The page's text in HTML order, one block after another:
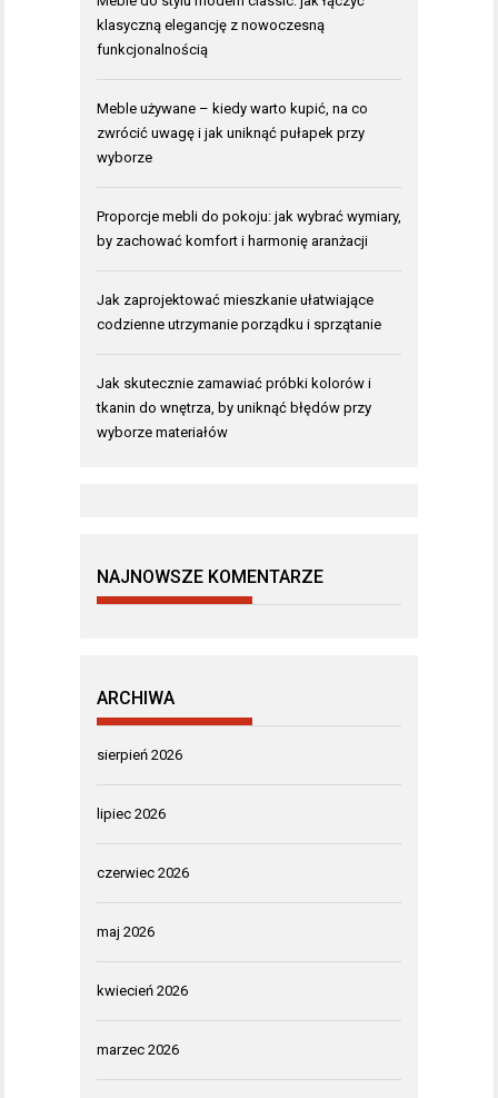
klasyczną elegancję z nowoczesną
funkcjonalnością
Meble używane – kiedy warto kupić, na co
zwrócić uwagę i jak uniknąć pułapek przy
wyborze
Proporcje mebli do pokoju: jak wybrać wymiary,
by zachować komfort i harmonię aranżacji
Jak zaprojektować mieszkanie ułatwiające
codzienne utrzymanie porządku i sprzątanie
Jak skutecznie zamawiać próbki kolorów i
tkanin do wnętrza, by uniknąć błędów przy
wyborze materiałów
NAJNOWSZE KOMENTARZE
ARCHIWA
sierpień 2026
lipiec 2026
czerwiec 2026
maj 2026
kwiecień 2026
marzec 2026